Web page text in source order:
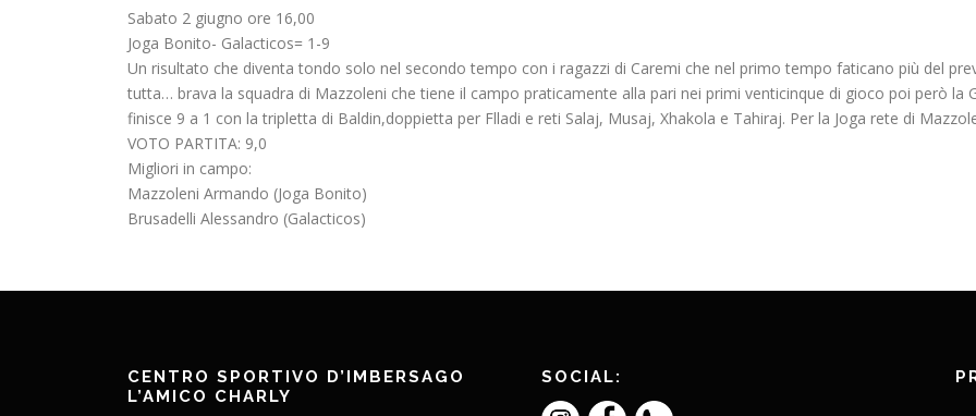
Sabato 2 giugno ore 16,00
Joga Bonito- Galacticos= 1-9
Un risultato che diventa tondo solo nel secondo tempo con i ragazzi di Caremi che nel primo tempo faticano più del
tutta… brava la squadra di Mazzoleni che tiene il campo praticamente alla pari nei primi venticinque di gioco poi però
finisce 9 a 1 con la tripletta di Baldin,doppietta per Flladi e reti Salaj, Musaj, Xhakola e Tahiraj. Per la Joga rete di
VOTO PARTITA: 9,0
Migliori in campo:
Mazzoleni Armando (Joga Bonito)
Brusadelli Alessandro (Galacticos)
CENTRO SPORTIVO D’IMBERSAGO
L’AMICO CHARLY
SOCIAL: